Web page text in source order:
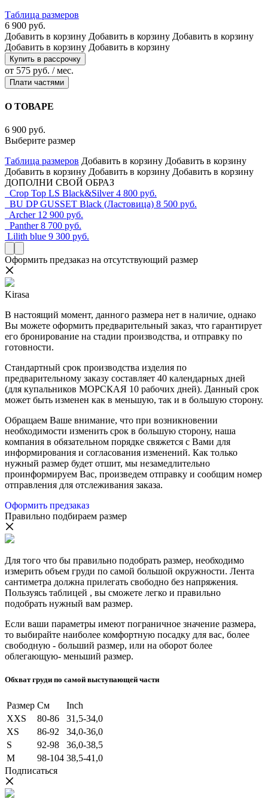
Таблица размеров
6 900 руб.
Добавить в корзину Добавить в корзину Добавить в корзину
Добавить в корзину Добавить в корзину
Купить в рассрочку
от 575 руб. / мес.
Плати частями
О ТОВАРЕ
6 900 руб.
Выберите размер
Таблица размеров Добавить в корзину Добавить в корзину
Добавить в корзину Добавить в корзину Добавить в корзину
ДОПОЛНИ СВОЙ ОБРАЗ
Crop Top LS Black&Silver 4 800 руб.
BU DP GUSSET Black (Ластовица) 8 500 руб.
Archer 12 900 руб.
Panther 8 700 руб.
Lilith blue 9 300 руб.
Оформить предзаказ на отсутствующий размер
Kirasa
В настоящий момент, данного размера нет в наличие, однако
Вы можете оформить предварительный заказ, что гарантирует
его бронирование на стадии производства, и отправку по
готовности.
Стандартный срок производства изделия по
предварительному заказу составляет 40 календарных дней
(для купальников МОРСКАЯ 10 рабочих дней). Данный срок
может быть изменен как в меньшую, так и в большую сторону.
Обращаем Ваше внимание, что при возникновении
необходимости изменить срок в большую сторону, наша
компания в обязательном порядке свяжется с Вами для
информирования и согласования изменений. Как только
нужный размер будет отшит, мы незамедлительно
проинформируем Вас, произведем отправку и сообщим номер
отправления для отслеживания заказа.
Оформить предзаказ
Правильно подбираем размер
Для того что бы правильно подобрать размер, необходимо
измерить объем груди по самой большой окружности. Лента
сантиметра должна прилегать свободно без напряжения.
Пользуясь таблицей , вы сможете легко и правильно
подобрать нужный вам размер.
Если ваши параметры имеют пограничное значение размера,
то выбирайте наиболее комфортную посадку для вас, более
свободную - больший размер, или на оборот более
облегающую- меньший размер.
Обхват груди по самой выступающей части
Размер См
Inch
XXS
80-86
31,5-34,0
XS
86-92
34,0-36,0
S
92-98
36,0-38,5
M
98-104 38,5-41,0
Подписаться